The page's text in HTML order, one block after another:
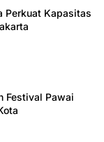
Perkuat Kapasitas
Festival Pawai